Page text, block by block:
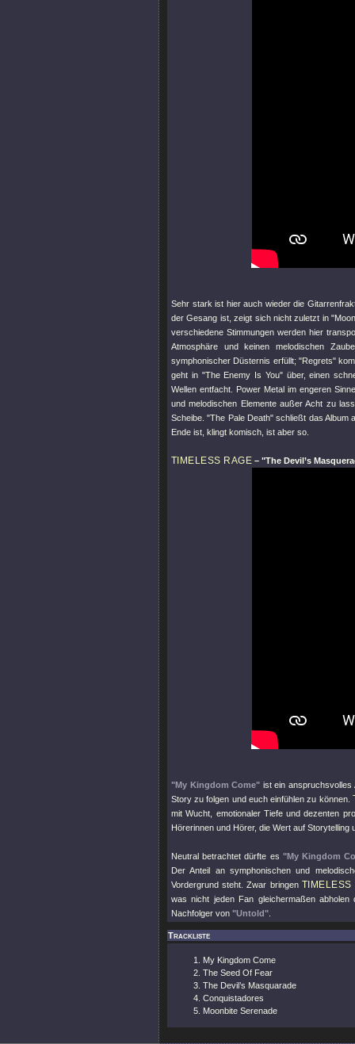
Sehr stark ist hier auch wieder die
der Gesang ist, zeigt sich nicht zuletzt in
verschiedene Stimmungen werden hier
Atmosphäre und keinen melodischen
symphonischer Düsternis erfüllt; "Regrets"
geht in "The Enemy Is You"über, einen
Wellen entfacht. Power Metal im engeren
und melodischen Elemente außer Acht zu
Scheibe."The Pale Death"schließt das Album
Ende ist, klingt komisch, ist aber so.
TIMELESS RAGE –"The Devil’s
"My Kingdom Come" ist ein anspruchsvolles
Story zu folgen und euch einfühlen zu können.
mit Wucht, emotionaler Tiefe und dezenten
Hörerinnen und Hörer, die Wert auf
Neutral betrachtet dürfte es "My Kingdom
Der Anteil an symphonischen und
Vordergrund steht. Zwar bringen TIMELESS
was nicht jeden Fan gleichermaßen
Nachfolger von "Untold"
Trackliste
My Kingdom Come
The Seed Of Fear
The Devil’s Masquarade
Conquistadores
Moonbite Serenade